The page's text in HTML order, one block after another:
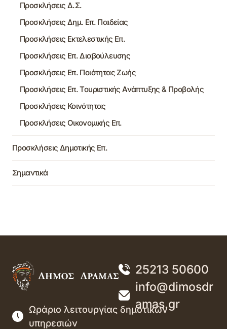
Προσκλήσεις Δ.Σ.
Προσκλήσεις Δημ. Επ. Παιδείας
Προσκλήσεις Εκτελεστικής Επ.
Προσκλήσεις Επ. Διαβούλευσης
Προσκλήσεις Επ. Ποιότητας Ζωής
Προσκλήσεις Επ. Τουριστικής Ανάπτυξης & Προβολής
Προσκλήσεις Κοινότητας
Προσκλήσεις Οικονομικής Επ.
Προσκλήσεις Δημοτικής Επ.
Σημαντικά
25213 50600
info@dimosdr
amas.gr
Ωράριο λειτουργίας δημοτικών
υπηρεσιών